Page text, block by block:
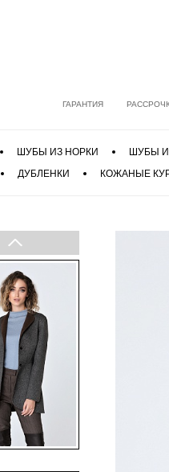
ГАРАНТИЯ
ШУБЫ ИЗ НОРКИ ШУБЫ
ДУБЛЕНКИ КОЖАНЫЕ
Previous